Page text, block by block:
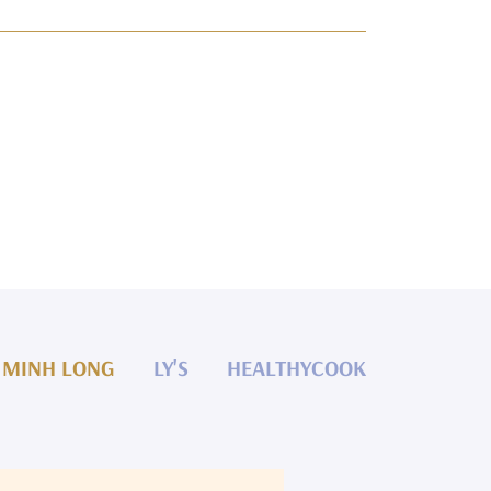
MINH LONG LY'S HEALTHYCOOK